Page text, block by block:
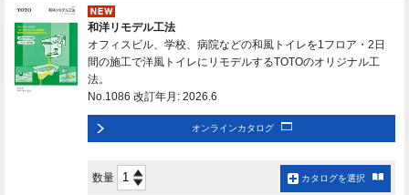
和洋リモデル工法
オフィスビル、学校、病院などの和風トイレを1フロア・2日
間の施工で洋風トイレにリモデルするTOTOのオリジナル工
法。
No.1086 改訂年月: 2026.6
オンラインカタログ
数量 カタログを選択